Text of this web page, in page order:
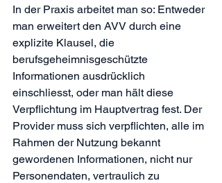
In der Praxis arbeitet man so: Entweder
man erweitert den AVV durch eine
explizite Klausel, die
berufsgeheimnisgeschützte
Informationen ausdrücklich
einschliesst, oder man hält diese
Verpflichtung im Hauptvertrag fest. Der
Provider muss sich verpflichten, alle im
Rahmen der Nutzung bekannt
gewordenen Informationen, nicht nur
Personendaten, vertraulich zu